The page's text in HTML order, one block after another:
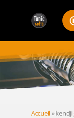
Accueil»kendji